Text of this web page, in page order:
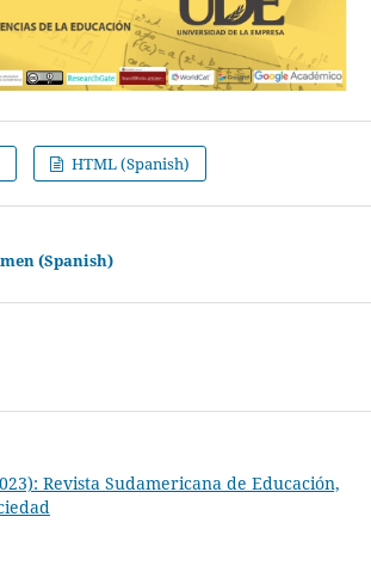
HTML (Spanish)
(Spanish)
Revista Sudamericana de Educación,